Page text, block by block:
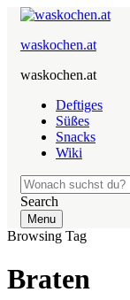
waskochen.at
waskochen.at
Deftiges
Süßes
Snacks
Wiki
Search
Menu
Browsing Tag
Braten